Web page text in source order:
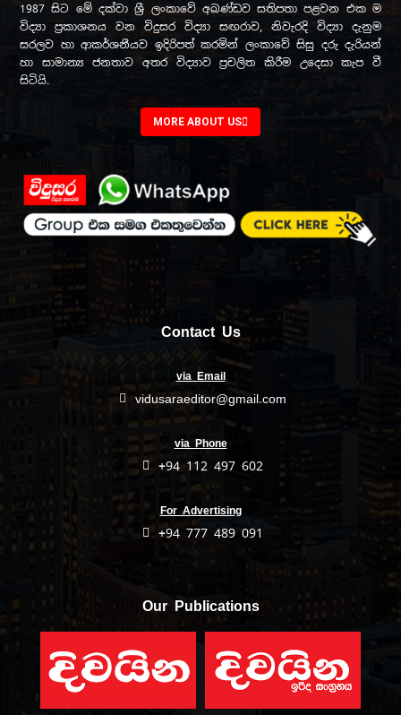
1987 සිට මේ දක්වා ශ්‍රී ලංකාවේ අඛණ්ඩව සතිපතා පළවන එක ම
විද්‍යා ප්‍රකාශනය වන විදුසර විද්‍යා සඟරාව, නිවැරදි විද්‍යා දැනුම
සරලව හා ආකර්ශනීයව ඉදිරිපත් කරමින් ලංකාවේ සිසු දරු දැරියන්
හා සාමාන්‍ය ජනතාව අතර විද්‍යාව ප්‍රචලිත කිරීම උදෙසා කැප වී
සිටියි.
MORE ABOUT US
Contact Us
via Email
vidusaraeditor@gmail.com
via Phone
+94 112 497 602
For Advertising
+94 777 489 091
Our Publications